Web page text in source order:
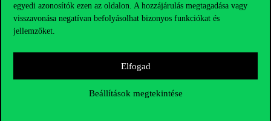
egyedi azonosítók ezen az oldalon. A hozzájárulás megtagadása vagy
visszavonása negatívan befolyásolhat bizonyos funkciókat és
jellemzőket.
Elfogad
Beállítások megtekintése
Hasznos linkek